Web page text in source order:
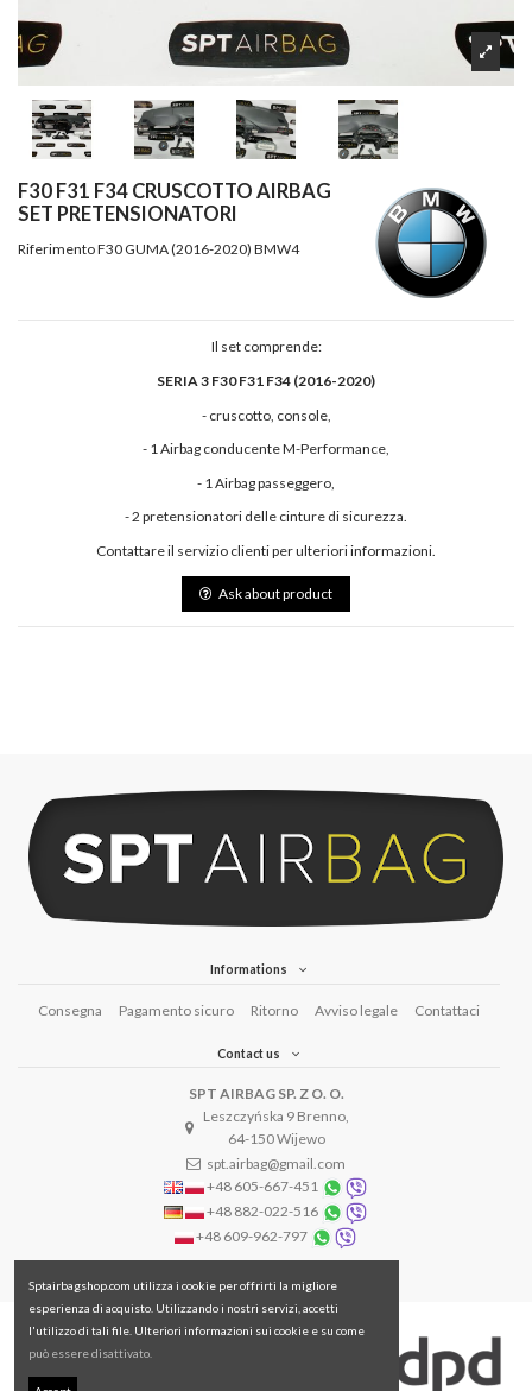
F30 F31 F34 CRUSCOTTO AIRBAG
SET PRETENSIONATORI
RiferimentoF30 GUMA (2016-2020) BMW4
Il set comprende:
SERIA 3 F30 F31 F34 (2016-2020)
- cruscotto, console,
- 1 Airbag conducente M-Performance,
- 1 Airbag passeggero,
- 2 pretensionatori delle cinture di sicurezza.
Contattare il servizio clienti per ulteriori informazioni.
Ask about product
Informations
Consegna Pagamento sicuro Ritorno Avviso legale Contattaci
Contact us
SPT AIRBAG SP. Z O. O.
Leszczyńska 9 Brenno,
64-150 Wijewo
spt.airbag@gmail.com
+48 605-667-451
+48 882-022-516
+48 609-962-797
Sptairbagshop.com utilizza i cookie per offrirti la migliore
esperienza di acquisto. Utilizzando i nostri servizi, accetti
l'utilizzo di tali file. Ulteriori informazioni sui cookie e su come
può essere disattivato.